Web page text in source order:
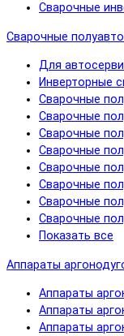
Сварочные
Сварочные
Для
Инверторные
Сварочные
Сварочные
Сварочные
Сварочные
Сварочные
Сварочные
Сварочные
Сварочные
Показать все
Аппараты
Аппараты
Аппараты
Аппараты